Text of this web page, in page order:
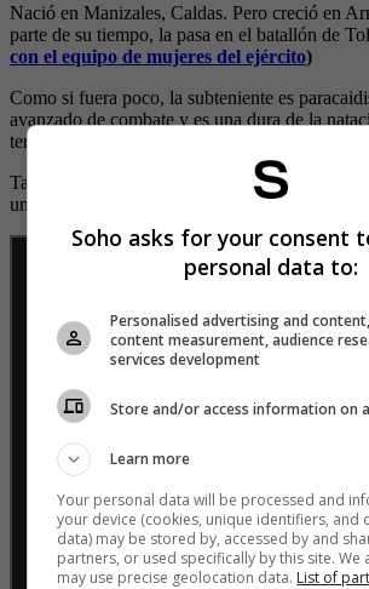
Nació en Manizales, Caldas. Pero creció en
parte de su tiempo, la pasa en el batallón de
con el equipo de mujeres del ejército)
Como si fuera poco, la subteniente es
avanzado de combate y es una dura de la
terminando la carrera de derecho.
Tal ha sido el encanto de la subteniente que
una canción.
Soho asks for your consent
personal data to:
Personalised advertising and
content measurement, audience
services development
Store and/or access information on
Learn more
Your personal data will be processed and
your device (cookies, unique identifiers, and
data) may be stored by, accessed by and
partners, or used specifically by this site.
may use precise geolocation data. List of